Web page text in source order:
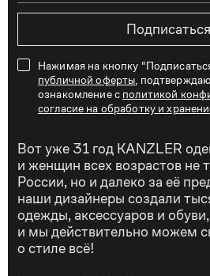
Подписаться
Нажимая на кнопку
публичной оферты , подтверждаю
ознакомление с политикой
согласие на обработку и
Вот уже 31 год KANZLER
и женщин всех возрастов не
России, но и далеко за её
наши дизайнеры создали
одежды, аксессуаров и обуви,
и мы действительно можем
о стиле всё!